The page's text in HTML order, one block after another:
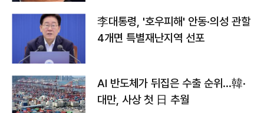
李대통령, '호우피해' 안동·의성 관할
4개면 특별재난지역 선포
AI 반도체가 뒤집은 수출 순위…韓·
대만, 사상 첫 日 추월